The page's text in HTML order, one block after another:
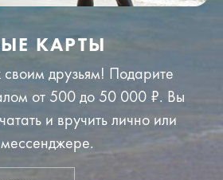
КАРТЫ
друзьям! Подарите
от 500 до 50 000 ₽. Вы
и вручить лично или
мессенджере.